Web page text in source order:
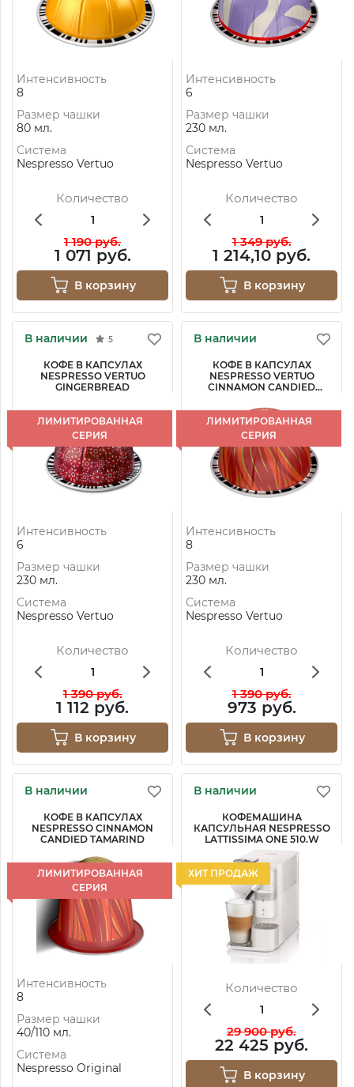
Интенсивность
8
Размер чашки
80 мл.
Система
Nespresso Vertuo
Количество
1 190 руб.
1 071 руб.
В корзину
Интенсивность
6
Размер чашки
230 мл.
Система
Nespresso Vertuo
Количество
1 349 руб.
1 214,10 руб.
В корзину
В наличии 5
ЛИМИТИРОВАННАЯ
СЕРИЯ
КОФЕ В КАПСУЛАХ
NESPRESSO VERTUO
GINGERBREAD
Интенсивность
6
Размер чашки
230 мл.
Система
Nespresso Vertuo
Количество
1 390 руб.
1 112 руб.
В корзину
В наличии
ЛИМИТИРОВАННАЯ
СЕРИЯ
КОФЕ В КАПСУЛАХ
NESPRESSO VERTUO
CINNAMON CANDIED
Интенсивность
8
Размер чашки
230 мл.
Система
Nespresso Vertuo
Количество
1 390 руб.
973 руб.
В корзину
В наличии
ЛИМИТИРОВАННАЯ
СЕРИЯ
КОФЕ В КАПСУЛАХ
NESPRESSO CINNAMON
CANDIED TAMARIND
Интенсивность
8
Размер чашки
40/110 мл.
Система
Nespresso Original
В наличии
ХИТ ПРОДАЖ
КОФЕМАШИНА
КАПСУЛЬНАЯ NESPRESSO
LATTISSIMA ONE 510.W
Количество
29 900 руб.
22 425 руб.
В корзину